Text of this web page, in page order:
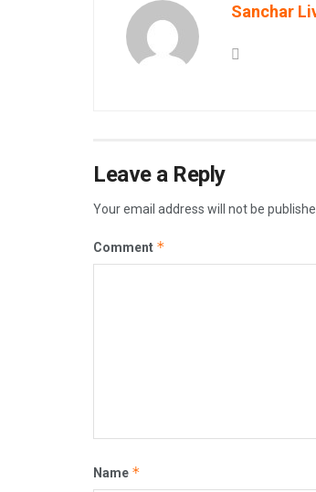
Sanchar
Leave a Reply
Your email address will not be
Comment *
Name *